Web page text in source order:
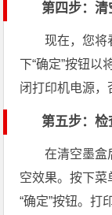
第四步：清
现在，您将
下“确定”按钮以
闭打印机电源，
第五步：
在清空墨盒
空效果。按下菜
“确定”按钮。打